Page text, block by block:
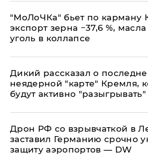
​"МоЛоЧКа" бьет по карману
экспорт зерна −37,6 %,
уголь в коллапсе
Дикий рассказал о
неядерной "карте" Кремля,
будут активно "разыгрывать"
​Дрон РФ со взрывчаткой в
заставил Германию срочно
защиту аэропортов — DW